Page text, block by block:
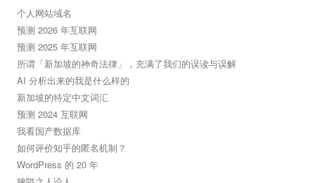
个人网站域名
预测 2026 年互联网
预测 2025 年互联网
所谓「新加坡的神奇法律」，充满了我们的误读与误解
AI 分析出来的我是什么样的
新加坡的特定中文词汇
预测 2024 互联网
我看国产数据库
如何评价知乎的匿名机制？
WordPress 的 20 年